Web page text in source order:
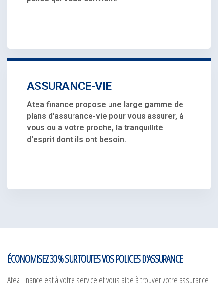
ASSURANCE-VIE
Atea finance propose une large gamme de
plans d'assurance-vie pour vous assurer, à
vous ou à votre proche, la tranquillité
d'esprit dont ils ont besoin.
ÉCONOMISEZ 30 % SUR TOUTES VOS POLICES D'ASSURANCE
Atea Finance est à votre service et vous aide à trouver votre assurance